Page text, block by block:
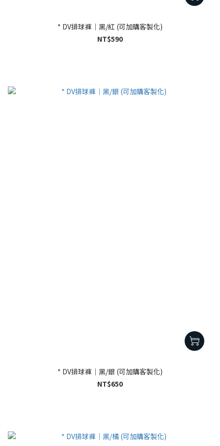
* DV排球褲｜黑/紅 (可加購客製化)
NT$590
* DV排球褲｜黑/銀 (可加購客製化)
NT$650